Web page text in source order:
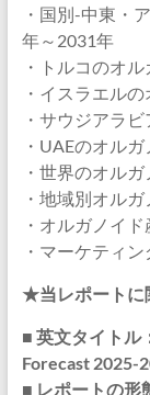
・国別-中東・
年～2031年
・トルコのオ
・イスラエル
・サウジアラ
・UAEのオル
・世界のオル
・地域別オル
・オルガノイ
・マーケティ
★当レポートに
■ 英文タイトル
Forecast 2025-
■ レポートの形